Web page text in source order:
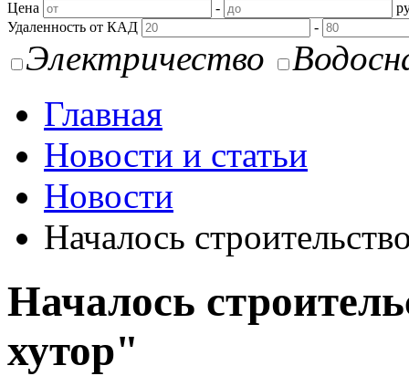
Цена -
Удаленность от КАД
-
Электричество
Главная
Новости и статьи
Новости
Началось
Началось
хутор"